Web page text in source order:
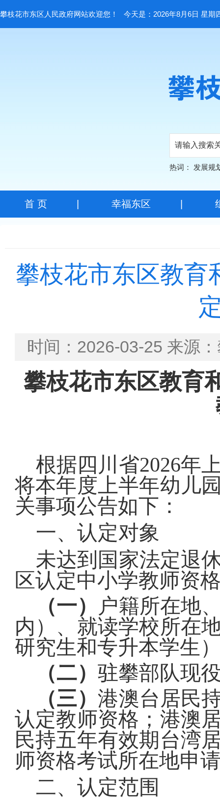
攀枝花市东区人民政府网站欢迎您！ 今天是：2026年8月6日 星期
热词： 发展规
首 页| 幸福东区
攀枝花市东区教育
时间：2026-03-25 来源
攀枝花市东区教育
根据四川省2026年
将本年度 上半年幼儿
关事项公告如下：
一、认定对象
未达到国家法定退
区认定中小学教师资
（一）
户籍所在地
内）、就读学校所在
研究生和专升本学生
（二） 驻攀部队现
（三）港澳台居民
认定教师资格；港澳
民持五年有效期台湾
师资格考试所在地申
二、认定范围